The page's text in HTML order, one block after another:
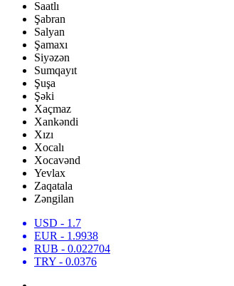
Saatlı
Şabran
Salyan
Şamaxı
Siyəzən
Sumqayıt
Şuşa
Şəki
Xaçmaz
Xankəndi
Xızı
Xocalı
Xocavənd
Yevlax
Zaqatala
Zəngilan
USD - 1.7
EUR - 1.9938
RUB - 0.022704
TRY - 0.0376